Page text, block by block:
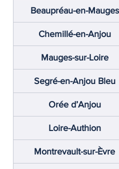
Beaupréau-en-Mauges
Chemillé-en-Anjou
Mauges-sur-Loire
Segré-en-Anjou Bleu
Orée d’Anjou
Loire-Authion
Montrevault-sur-Èvre